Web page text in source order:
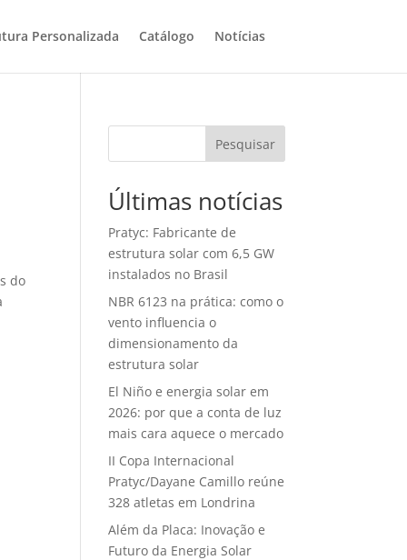
Personalizada Catálogo Notícias
do
Pesquisar
Últimas notícias
Pratyc: Fabricante de
estrutura solar com 6,5 GW
instalados no Brasil
NBR 6123 na prática: como o
vento influencia o
dimensionamento da
estrutura solar
El Niño e energia solar em
2026: por que a conta de luz
mais cara aquece o mercado
II Copa Internacional
Pratyc/Dayane Camillo reúne
328 atletas em Londrina
Além da Placa: Inovação e
Futuro da Energia Solar